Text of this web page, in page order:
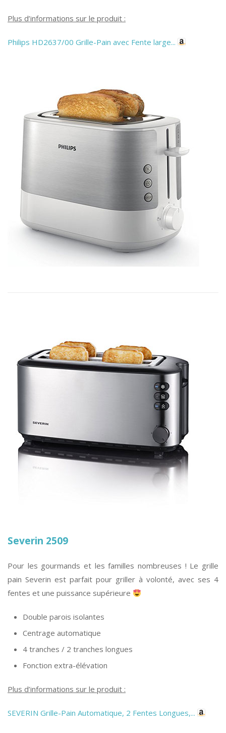
Plus d’informations sur le produit :
Philips HD2637/00 Grille-Pain avec Fente large...
Severin 2509
Pour les gourmands et les familles nombreuses ! Le grille
pain Severin est parfait pour griller à volonté, avec ses 4
fentes et une puissance supérieure
Double parois isolantes
Centrage automatique
4 tranches / 2 tranches longues
Fonction extra-élévation
Plus d’informations sur le produit :
SEVERIN Grille-Pain Automatique, 2 Fentes Longues,...